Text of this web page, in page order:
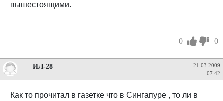
вышестоящими.
0 0
ИЛ-28
21.03.2009
07:42
Как то прочитал в газетке что в Сингапуре , то ли в